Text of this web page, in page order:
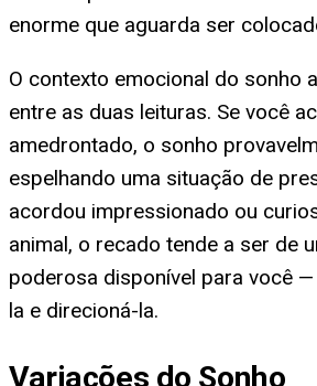
enorme que aguarda ser
O contexto emocional do sonho
entre as duas leituras. Se você
amedrontado, o sonho
espelhando uma situação de
acordou impressionado ou
animal, o recado tende a ser de
poderosa disponível para você
la e direcioná-la.
Variações do Sonho